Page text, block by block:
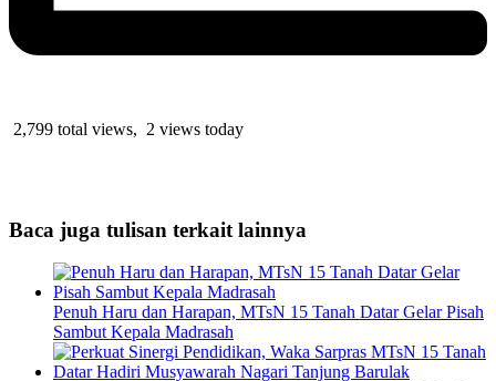
2,799 total views, 2 views today
Baca juga tulisan terkait lainnya
Penuh Haru dan Harapan, MTsN 15 Tanah Datar Gelar Pisah
Sambut Kepala Madrasah